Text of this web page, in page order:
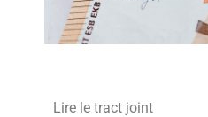
Lire le tract joint